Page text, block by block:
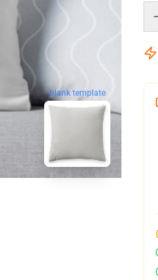
blank template